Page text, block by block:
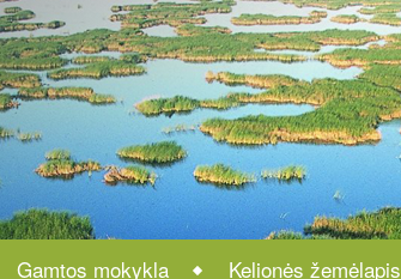
Gamtos mokykla Kelionės žemėlapis